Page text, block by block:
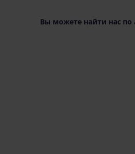
Вы можете найти нас по